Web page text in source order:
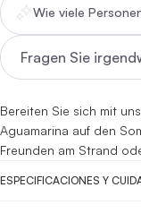
Wie viele
Bereiten Sie sich mit
Aguamarina auf den
Freunden am Strand
ESPECIFICACIONES Y